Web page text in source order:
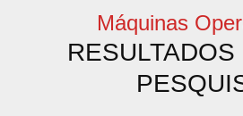
Máquinas